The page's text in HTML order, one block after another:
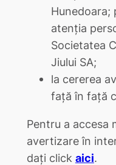
Hunedoara;
atenția
Societatea
Jiului SA;
la cererea
față în față
Pentru a accesa
avertizare în
dați click aici.